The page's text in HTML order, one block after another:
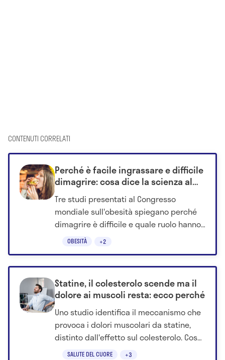
CONTENUTI CORRELATI
OBESITÀ +2
Perché è facile ingrassare e difficile
dimagrire: cosa dice la scienza al
congresso mondiale sull'obesità
Tre studi presentati al Congresso
mondiale sull'obesità spiegano perché
dimagrire è difficile e quale ruolo hanno
gli alimenti ultra-processati.
SALUTE DEL CUORE +3
Statine, il colesterolo scende ma il
dolore ai muscoli resta: ecco perché
Uno studio identifica il meccanismo che
provoca i dolori muscolari da statine,
distinto dall'effetto sul colesterolo. Cosa
cambia per le cure.